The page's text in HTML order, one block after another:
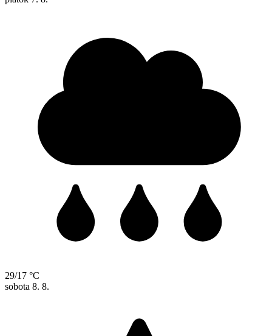
29/17 °C
sobota 8. 8.